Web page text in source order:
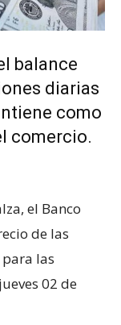
balance
diarias
como
comercio.
el Banco
de las
las
02 de